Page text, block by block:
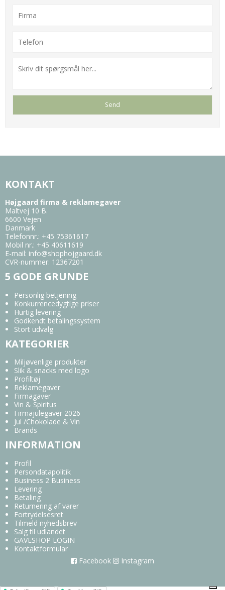
KONTAKT
Højgaard firma & reklamegaver
Maltvej 10 B.
6600 Vejen
Danmark
Telefonnr.: +45 75361617
Mobil nr.: +45 40611619
E-mail: info@shophojgaard.dk
CVR-nummer: 12367201
5 GODE GRUNDE
Personlig betjening
Konkurrencedygtige priser
Hurtig levering
Godkendt betalingssystem
Stort udvalg
KATEGORIER
Miljøvenlige produkter
Slik & snacks med logo
Profiltøj
Reklamegaver
Firmagaver
Vin & Spiritus
Firmajulegaver 2026
Jul /Chokolade & Vin
Brands
INFORMATION
Profil
Persondatapolitik
Business 2 Business
Levering
Betaling
Returnering af varer
Fortrydelsesret
Tilmeld nyhedsbrev
Salg til udlandet
GAVESHOP LOGIN
Kontaktformular
Facebook
Instagram